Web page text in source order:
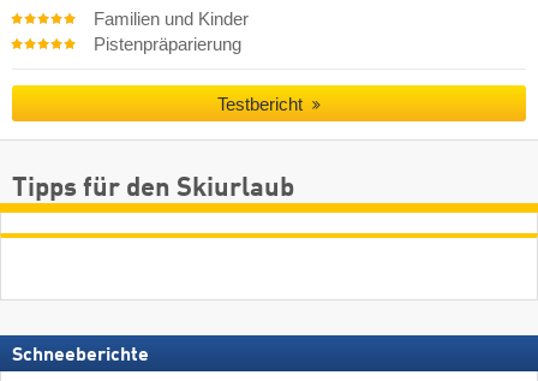
Familien und Kinder
Pistenpräparierung
Testbericht
Tipps für den Skiurlaub
Schneeberichte